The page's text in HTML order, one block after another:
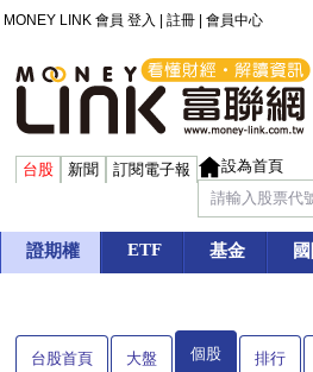
MONEY LINK 會員 登入 註冊 會員中心
台股 新聞 訂閱電子報 設為首頁
證期權 ETF 基金
台股首頁 大盤 個股 排行